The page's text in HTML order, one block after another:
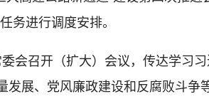
务进行调度安排。
召开（扩大）会议，传达学习习
发展、党风廉政建设和反腐败斗争